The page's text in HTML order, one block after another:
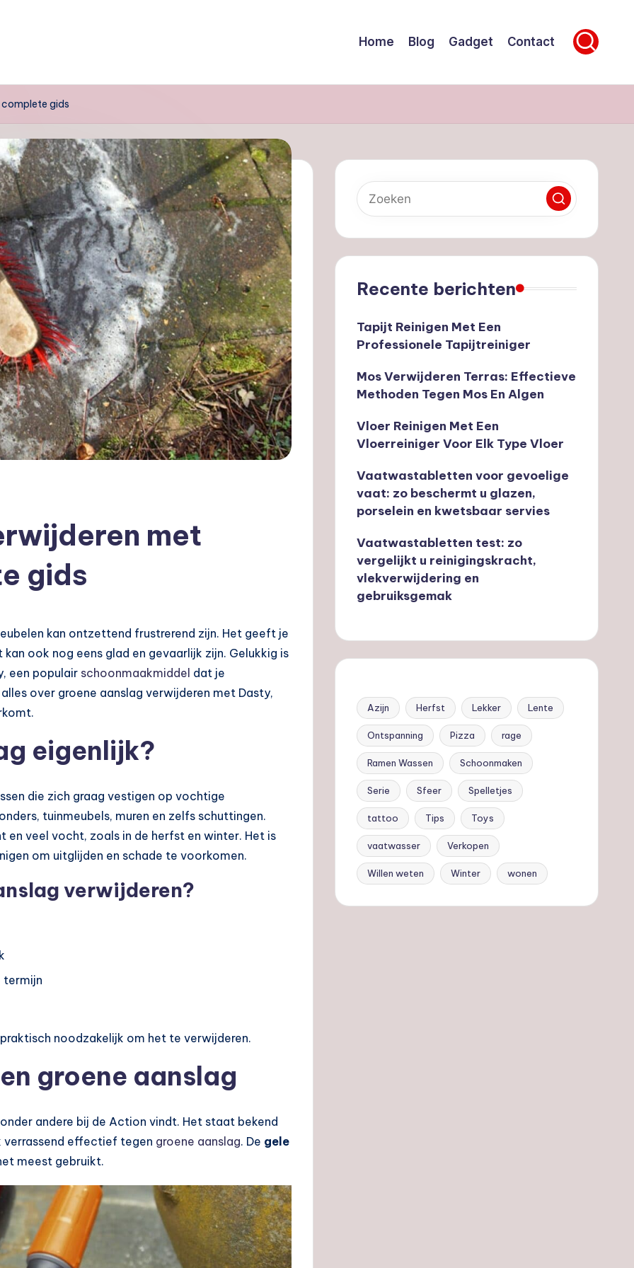
Home Blog Gadget Contact
complete gids
met
gids
kan ontzettend frustrerend zijn. Het geeft je
ook nog eens glad en gevaarlijk zijn. Gelukkig is
een populair schoonmaakmiddel dat je
over groene aanslag verwijderen met Dasty,
eigenlijk?
die zich graag vestigen op vochtige
tuinmeubels, muren en zelfs schuttingen.
veel vocht, zoals in de herfst en winter. Het is
om uitglijden en schade te voorkomen.
verwijderen?
termijn
noodzakelijk om het te verwijderen.
groene aanslag
andere bij de Action vindt. Het staat bekend
verrassend effectief tegen groene aanslag. De gele
meest gebruikt.
Recente berichten
Tapijt Reinigen Met Een
Professionele Tapijtreiniger
Mos Verwijderen Terras: Effectieve
Methoden Tegen Mos En Algen
Vloer Reinigen Met Een
Vloerreiniger Voor Elk Type Vloer
Vaatwastabletten voor gevoelige
vaat: zo beschermt u glazen,
porselein en kwetsbaar servies
Vaatwastabletten test: zo
vergelijkt u reinigingskracht,
vlekverwijdering en
gebruiksgemak
Azijn Herfst Lekker Lente
Ontspanning Pizza rage
Ramen Wassen Schoonmaken
Serie Sfeer Spelletjes
tattoo Tips Toys
vaatwasser Verkopen
Willen weten Winter wonen